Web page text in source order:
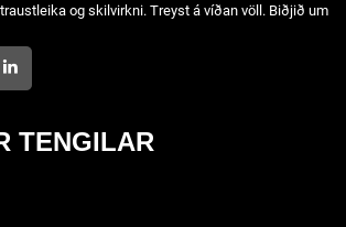
og skilvirkni. Treyst á víðan völl. Biðjið um
TENGILAR